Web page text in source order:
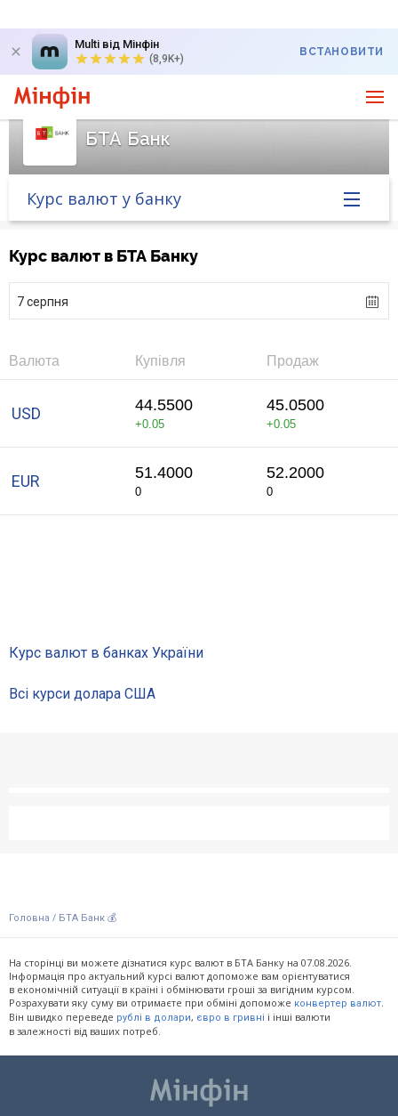
Multi від Мінфін
(8,9K+)
ВСТАНОВИТИ
БТА Банк
Банк у новинах
Курс валют у банку
Питання банку
Відгуки
Депозити юр. осіб
Кредити для бізнеса
Інтернет-банкінг
Банки-партнери
Курс валют в БТА Банку
7 серпня
Валюта Купівля Продаж
USD 44.5500
+0.05
45.0500
+0.05
EUR 51.4000
0
52.2000
0
Курс валют в банках України
Всі курси долара США
Головна / БТА Банк 💰
На сторінці ви можете дізнатися курс валют в БТА Банку на 07.08.2026.
Інформація про актуальний курсі валют допоможе вам орієнтуватися
в економічній ситуації в країні і обмінювати гроші за вигідним курсом.
Розрахувати яку суму ви отримаєте при обміні допоможе конвертер валют.
Він швидко переведе рублі в долари, євро в гривні і інші валюти
в залежності від ваших потреб.